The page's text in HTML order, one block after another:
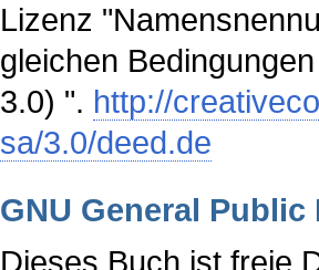
Lizenz
gleichen
3.0) ". http://
sa/3.0/deed.de
GNU General
Dieses Buch ist freie